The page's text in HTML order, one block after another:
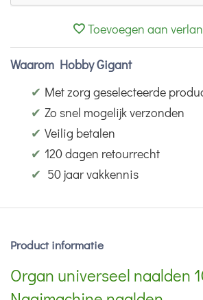
Toevoegen aan
Waarom Hobby Gigant
✔ Met zorg geselecteerde
✔ Zo snel mogelijk verzonden
✔ Veilig betalen
✔ 120 dagen retourrecht
✔ 50 jaar vakkennis
Product informatie
Organ universeel naalden